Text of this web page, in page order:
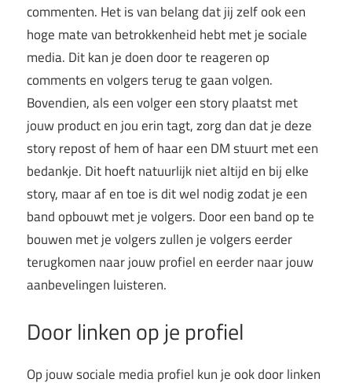
commenten. Het is van belang dat jij zelf ook een
hoge mate van betrokkenheid hebt met je sociale
media. Dit kan je doen door te reageren op
comments en volgers terug te gaan volgen.
Bovendien, als een volger een story plaatst met
jouw product en jou erin tagt, zorg dan dat je deze
story repost of hem of haar een DM stuurt met een
bedankje. Dit hoeft natuurlijk niet altijd en bij elke
story, maar af en toe is dit wel nodig zodat je een
band opbouwt met je volgers. Door een band op te
bouwen met je volgers zullen je volgers eerder
terugkomen naar jouw profiel en eerder naar jouw
aanbevelingen luisteren.
Door linken op je profiel
Op jouw sociale media profiel kun je ook door linken